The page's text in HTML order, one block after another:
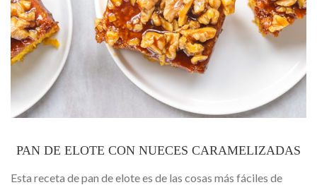
PAN DE ELOTE CON NUECES CARAMELIZADAS
Esta receta de pan de elote es de las cosas más fáciles de